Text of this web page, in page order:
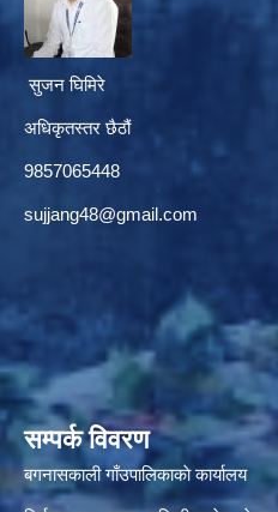
सुजन घिमिरे
अधिकृतस्तर छैठौं‌
9857065448
sujjang48@gmail.com
सम्पर्क विवरण
बगनासकाली गाँउपालिकाकाे कार्यालय